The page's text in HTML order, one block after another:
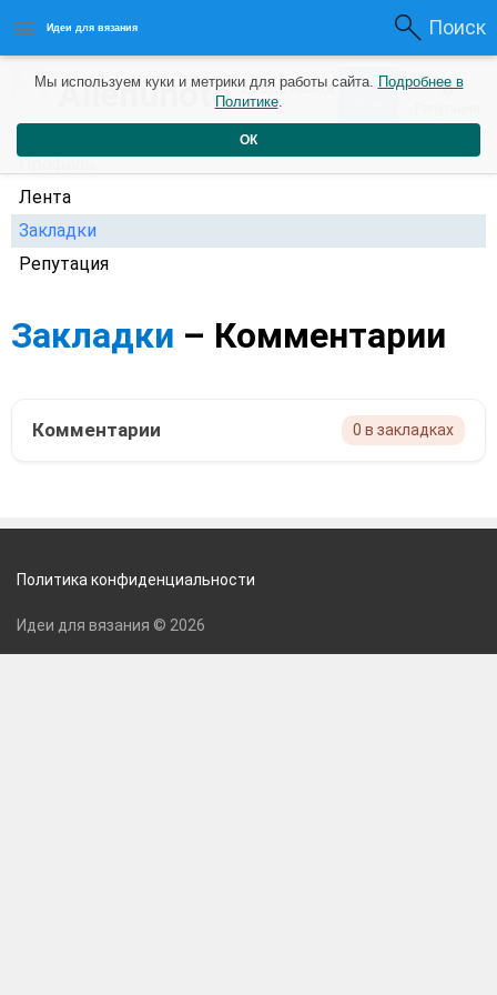
Идеи для вязания Поиск
Allenunoto2 года назад 0 0
Профиль
Лента
Закладки
Репутация
Закладки – Комментарии
Комментарии 0 в закладках
Мы используем куки и метрики для работы сайта. Подробнее в
Политике.
ОК
Политика конфиденциальности
Идеи для вязания © 2026